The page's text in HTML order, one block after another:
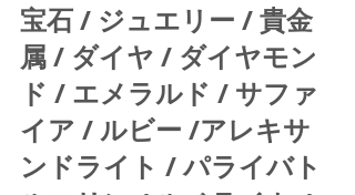
宝石 / ジュエリー / 貴金
属 / ダイヤ / ダイヤモン
ド / エメラルド / サファ
イア / ルビー /アレキサ
ンドライト / パライバト